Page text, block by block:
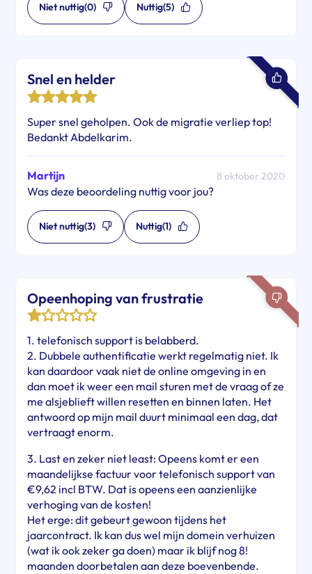
Niet nuttig(0) Nuttig(5)
Snel en helder
Super snel geholpen. Ook de migratie verliep top!
Bedankt Abdelkarim.
Martijn 8 oktober 2020
Was deze beoordeling nuttig voor jou?
Niet nuttig(3) Nuttig(1)
Opeenhoping van frustratie
1. telefonisch support is belabberd.
2. Dubbele authentificatie werkt regelmatig niet. Ik
kan daardoor vaak niet de online omgeving in en
dan moet ik weer een mail sturen met de vraag of ze
me alsjeblieft willen resetten en binnen laten. Het
antwoord op mijn mail duurt minimaal een dag, dat
vertraagt enorm.
3. Last en zeker niet least: Opeens komt er een
maandelijkse factuur voor telefonisch support van
€9,62 incl BTW. Dat is opeens een aanzienlijke
verhoging van de kosten!
Het erge: dit gebeurt gewoon tijdens het
jaarcontract. Ik kan dus wel mijn domein verhuizen
(wat ik ook zeker ga doen) maar ik blijf nog 8!
maanden doorbetalen aan deze boevenbende.